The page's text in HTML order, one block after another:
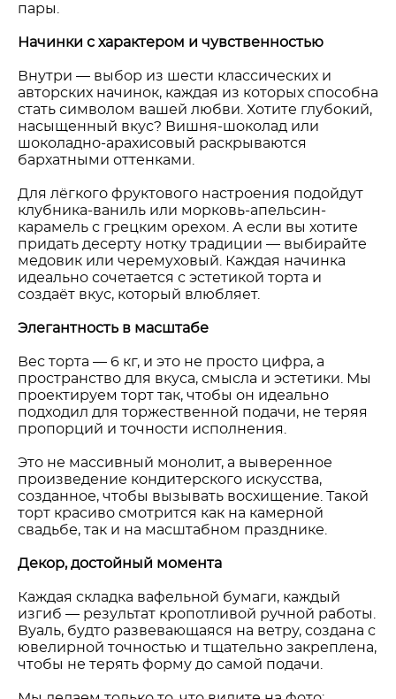
пары.
Начинки с характером и чувственностью
Внутри — выбор из шести классических и
авторских начинок, каждая из которых способна
стать символом вашей любви. Хотите глубокий,
насыщенный вкус? Вишня-шоколад или
шоколадно-арахисовый раскрываются
бархатными оттенками.
Для лёгкого фруктового настроения подойдут
клубника-ваниль или морковь-апельсин-
карамель с грецким орехом. А если вы хотите
придать десерту нотку традиции — выбирайте
медовик или черемуховый. Каждая начинка
идеально сочетается с эстетикой торта и
создаёт вкус, который влюбляет.
Элегантность в масштабе
Вес торта — 6 кг, и это не просто цифра, а
пространство для вкуса, смысла и эстетики. Мы
проектируем торт так, чтобы он идеально
подходил для торжественной подачи, не теряя
пропорций и точности исполнения.
Это не массивный монолит, а выверенное
произведение кондитерского искусства,
созданное, чтобы вызывать восхищение. Такой
торт красиво смотрится как на камерной
свадьбе, так и на масштабном празднике.
Декор, достойный момента
Каждая складка вафельной бумаги, каждый
изгиб — результат кропотливой ручной работы.
Вуаль, будто развевающаяся на ветру, создана с
ювелирной точностью и тщательно закреплена,
чтобы не терять форму до самой подачи.